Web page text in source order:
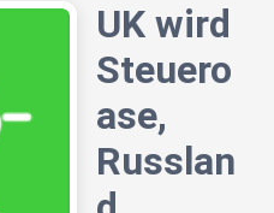
UK wird
Steuero
ase,
Russlan